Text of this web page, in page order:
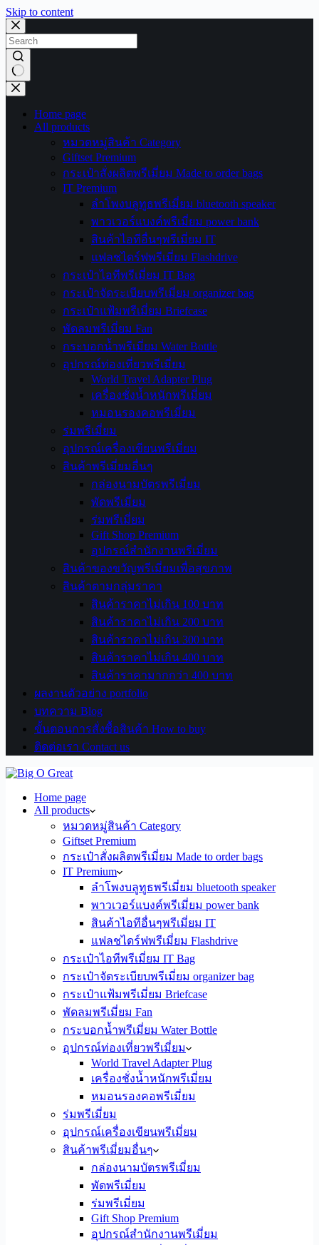
Skip to content
No
results
Home page
All products
หมวดหมู่สินค้า Category
Giftset Premium
กระเป๋าสั่งผลิตพรีเมี่ยม Made to order bags
IT Premium
ลำโพงบลูทูธพรีเมี่ยม bluetooth speaker
พาวเวอร์แบงค์พรีเมี่ยม power bank
สินค้าไอทีอื่นๆพรีเมี่ยม IT
แฟลชไดร์ฟพรีเมี่ยม Flashdrive
กระเป๋าไอทีพรีเมี่ยม IT Bag
กระเป๋าจัดระเบียบพรีเมี่ยม organizer bag
กระเป๋าแฟ้มพรีเมี่ยม Briefcase
พัดลมพรีเมี่ยม Fan
กระบอกน้ำพรีเมี่ยม Water Bottle
อุปกรณ์ท่องเที่ยวพรีเมี่ยม
World Travel Adapter Plug
เครื่องชั่งน้ำหนักพรีเมี่ยม
หมอนรองคอพรีเมี่ยม
ร่มพรีเมี่ยม
อุปกรณ์เครื่องเขียนพรีเมี่ยม
สินค้าพรีเมี่ยมอื่นๆ
กล่องนามบัตรพรีเมี่ยม
พัดพรีเมี่ยม
ร่มพรีเมี่ยม
Gift Shop Premium
อุปกรณ์สำนักงานพรีเมี่ยม
สินค้าของขวัญพรีเมี่ยมเพื่อสุขภาพ
สินค้าตามกลุ่มราคา
สินค้าราคาไม่เกิน 100 บาท
สินค้าราคาไม่เกิน 200 บาท
สินค้าราคาไม่เกิน 300 บาท
สินค้าราคาไม่เกิน 400 บาท
สินค้าราคามากกว่า 400 บาท
ผลงานตัวอย่าง portfolio
บทความ Blog
ขั้นตอนการสั่งซื้อสินค้า How to buy
ติดต่อเรา Contact us
Home page
All products
หมวดหมู่สินค้า Category
Giftset Premium
กระเป๋าสั่งผลิตพรีเมี่ยม Made to order bags
IT Premium
ลำโพงบลูทูธพรีเมี่ยม bluetooth speaker
พาวเวอร์แบงค์พรีเมี่ยม power bank
สินค้าไอทีอื่นๆพรีเมี่ยม IT
แฟลชไดร์ฟพรีเมี่ยม Flashdrive
กระเป๋าไอทีพรีเมี่ยม IT Bag
กระเป๋าจัดระเบียบพรีเมี่ยม organizer bag
กระเป๋าแฟ้มพรีเมี่ยม Briefcase
พัดลมพรีเมี่ยม Fan
กระบอกน้ำพรีเมี่ยม Water Bottle
อุปกรณ์ท่องเที่ยวพรีเมี่ยม
World Travel Adapter Plug
เครื่องชั่งน้ำหนักพรีเมี่ยม
หมอนรองคอพรีเมี่ยม
ร่มพรีเมี่ยม
อุปกรณ์เครื่องเขียนพรีเมี่ยม
สินค้าพรีเมี่ยมอื่นๆ
กล่องนามบัตรพรีเมี่ยม
พัดพรีเมี่ยม
ร่มพรีเมี่ยม
Gift Shop Premium
อุปกรณ์สำนักงานพรีเมี่ยม